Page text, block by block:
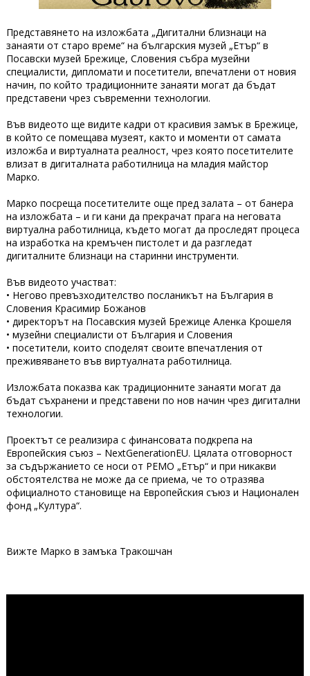
Представянето на изложбата „Дигитални близнаци на
занаяти от старо време“ на българския музей „Етър“ в
Посавски музей Брежице, Словения събра музейни
специалисти, дипломати и посетители, впечатлени от новия
начин, по който традиционните занаяти могат да бъдат
представени чрез съвременни технологии.
Във видеото ще видите кадри от красивия замък в Брежице,
в който се помещава музеят, както и моменти от самата
изложба и виртуалната реалност, чрез която посетителите
влизат в дигиталната работилница на младия майстор
Марко.
Марко посреща посетителите още пред залата – от банера
на изложбата – и ги кани да прекрачат прага на неговата
виртуална работилница, където могат да проследят процеса
на изработка на кремъчен пистолет и да разгледат
дигиталните близнаци на старинни инструменти.
Във видеото участват:
• Негово превъзходителство посланикът на България в
Словения Красимир Божанов
• директорът на Посавския музей Брежице Аленка Крошеля
• музейни специалисти от България и Словения
• посетители, които споделят своите впечатления от
преживяването във виртуалната работилница.
Изложбата показва как традиционните занаяти могат да
бъдат съхранени и представени по нов начин чрез дигитални
технологии.
Проектът се реализира с финансовата подкрепа на
Европейския съюз – NextGenerationEU. Цялата отговорност
за съдържанието се носи от РЕМО „Етър“ и при никакви
обстоятелства не може да се приема, че то отразява
официалното становище на Европейския съюз и Национален
фонд „Култура“.
Вижте Марко в замъка Тракошчан